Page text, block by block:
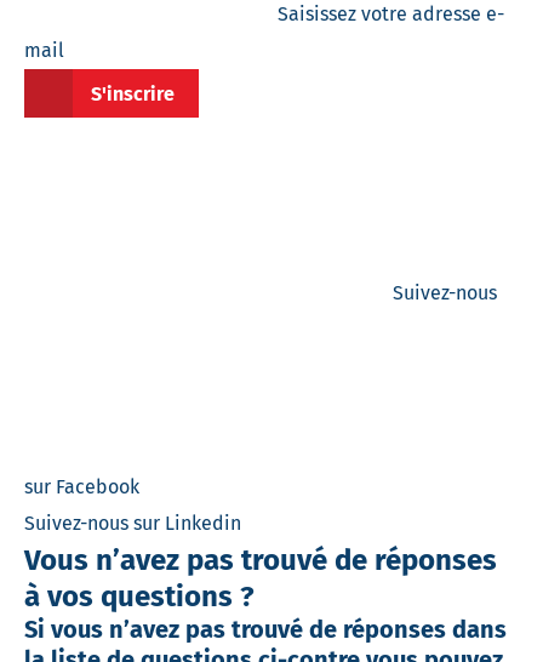
Saisissez votre adresse e-
mail
S'inscrire
Suivez-nous
sur Facebook
Suivez-nous sur Linkedin
Vous n’avez pas trouvé de réponses
à vos questions ?
Si vous n’avez pas trouvé de réponses dans